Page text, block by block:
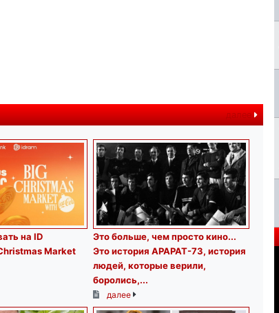
далее
на ID
Market
Это больше, чем просто кино.․․
Это история АРАРАТ-73, история
людей, которые верили,
боролись,...
далее